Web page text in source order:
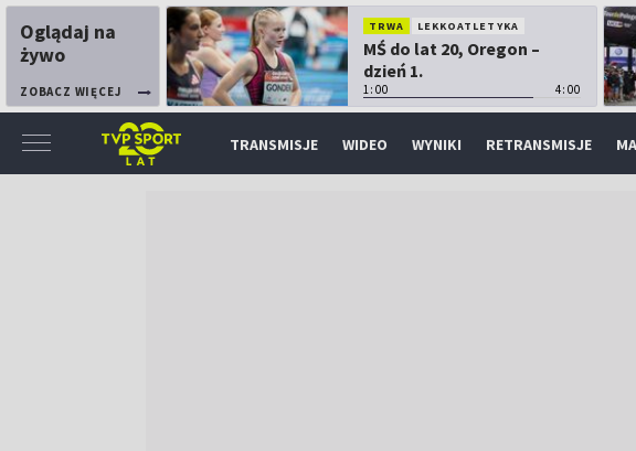
Oglądaj na
żywo
ZOBACZ WIĘCEJ
TRWA LEKKOATLETYKA
MŚ do lat 20, Oregon –
dzień 1.
1:00 4:00
TRANSMISJE WIDEO WYNIKI RETRANSMISJE